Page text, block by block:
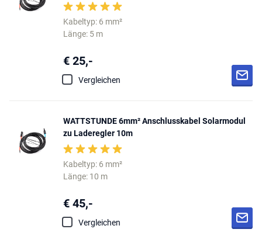
Kabeltyp: 6 mm²
Länge: 5 m
€ 25,-
Vergleichen
WATTSTUNDE 6mm² Anschlusskabel Solarmodul
zu Laderegler 10m
Kabeltyp: 6 mm²
Länge: 10 m
€ 45,-
Vergleichen